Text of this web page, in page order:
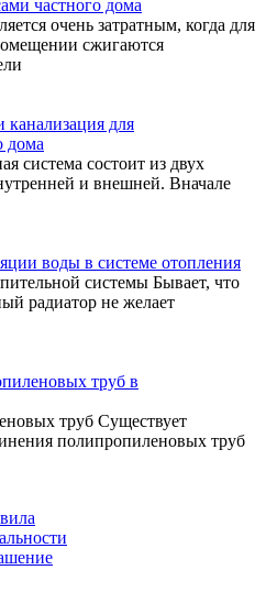
частного дома
очень затратным, когда для
сжигаются
для
дома
система состоит из двух
и внешней. Вначале
воды в системе отопления
системы Бывает, что
радиатор не желает
труб в
труб Существует
полипропиленовых труб